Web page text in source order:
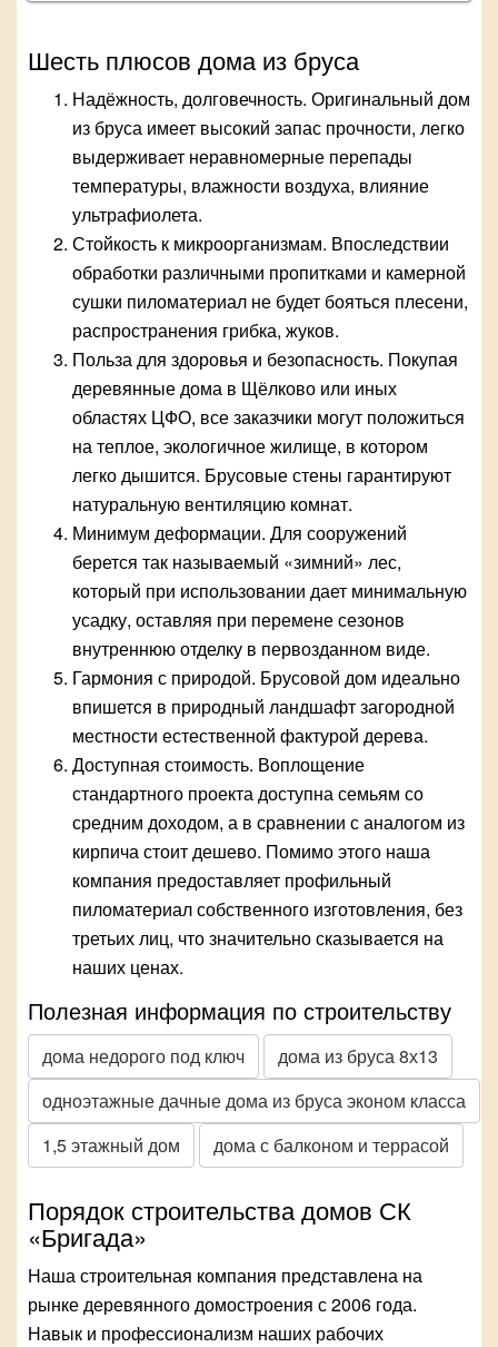
Шесть плюсов дома из бруса
Надёжность, долговечность. Оригинальный дом
из бруса имеет высокий запас прочности, легко
выдерживает неравномерные перепады
температуры, влажности воздуха, влияние
ультрафиолета.
Стойкость к микроорганизмам. Впоследствии
обработки различными пропитками и камерной
сушки пиломатериал не будет бояться плесени,
распространения грибка, жуков.
Польза для здоровья и безопасность. Покупая
деревянные дома в Щёлково или иных
областях ЦФО, все заказчики могут положиться
на теплое, экологичное жилище, в котором
легко дышится. Брусовые стены гарантируют
натуральную вентиляцию комнат.
Минимум деформации. Для сооружений
берется так называемый «зимний» лес,
который при использовании дает минимальную
усадку, оставляя при перемене сезонов
внутреннюю отделку в первозданном виде.
Гармония с природой. Брусовой дом идеально
впишется в природный ландшафт загородной
местности естественной фактурой дерева.
Доступная стоимость. Воплощение
стандартного проекта доступна семьям со
средним доходом, а в сравнении с аналогом из
кирпича стоит дешево. Помимо этого наша
компания предоставляет профильный
пиломатериал собственного изготовления, без
третьих лиц, что значительно сказывается на
наших ценах.
Полезная информация по строительству
дома недорого под ключ
дома из бруса 8х13
одноэтажные дачные дома из бруса эконом класса
1,5 этажный дом
дома с балконом и террасой
Порядок строительства домов СК
«Бригада»
Наша строительная компания представлена на
рынке деревянного домостроения с 2006 года.
Навык и профессионализм наших рабочих